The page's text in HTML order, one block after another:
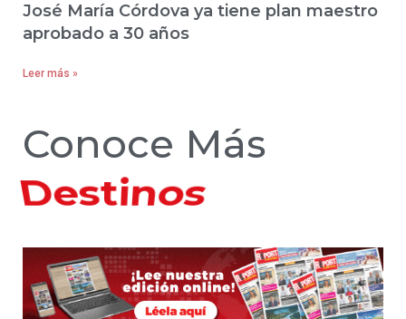
José María Córdova ya tiene plan maestro
aprobado a 30 años
Leer más »
Conoce Más
Hoteles